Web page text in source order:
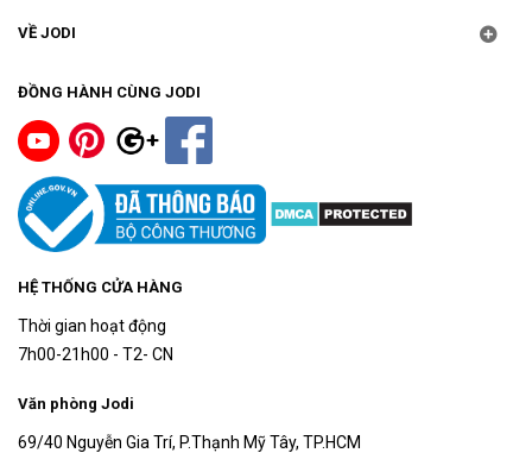
VỀ JODI
ĐỒNG HÀNH CÙNG JODI
HỆ THỐNG CỬA HÀNG
Thời gian hoạt động
7h00-21h00 - T2- CN
Văn phòng Jodi
69/40 Nguyễn Gia Trí, P.Thạnh Mỹ Tây, TP.HCM